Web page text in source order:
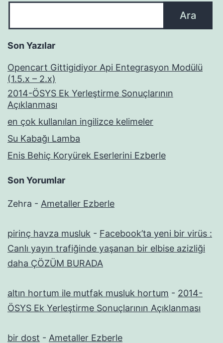
Ara
Son Yazılar
Opencart Gittigidiyor Api Entegrasyon Modülü
(1.5.x – 2.x)
2014-ÖSYS Ek Yerleştirme Sonuçlarının
Açıklanması
en çok kullanılan ingilizce kelimeler
Su Kabağı Lamba
Enis Behiç Koryürek Eserlerini Ezberle
Son Yorumlar
Zehra - Ametaller Ezberle
pirinç havza musluk - Facebook’ta yeni bir virüs :
Canlı yayın trafiğinde yaşanan bir elbise azizliği
daha ÇÖZÜM BURADA
altın hortum ile mutfak musluk hortum - 2014-
ÖSYS Ek Yerleştirme Sonuçlarının Açıklanması
bir dost - Ametaller Ezberle